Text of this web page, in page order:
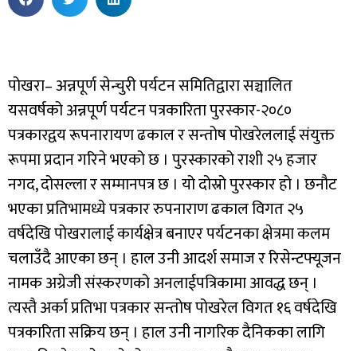
पोखरा– अन्नपूर्ण सेन्चुरी पर्यटन समितिद्वारा सञ्चालित
यसवर्षको अन्नपूर्ण पर्यटन पत्रकारिता पुरस्कार-२०८०
पत्रकारद्वय रूपनारायण ढकाल र सन्तोष पोखरेललाई संयुक्त
रूपमा प्रदान गरिने भएको छ । पुरस्कारको राशी २५ हजार
नगद, दोसल्ला र सम्मानपत्र छ । यो दोस्रो पुरस्कार हो । छनौट
भएका प्रतिभामध्ये पत्रकार रुपनाराण ढकाल विगत २५
वर्षदेखि पोखरालाई कार्यक्षेत्र बनाएर पर्यटनका क्षेत्रमा कलम
चलाउँदै आएका छन् । हाल उनी आदर्श समाज र रिसेन्टफ्यूजन
नामक अग्रेजी संस्करणको अनलाईपत्रिकामा आवद्ध छन् ।
त्यस्तै अर्का प्रतिभा पत्रकार सन्तोष पोखरेल विगत १६ वर्षदेखि
पत्रकारिता सक्रिय छन् । हाल उनी नागरिक दैनिकका लागि